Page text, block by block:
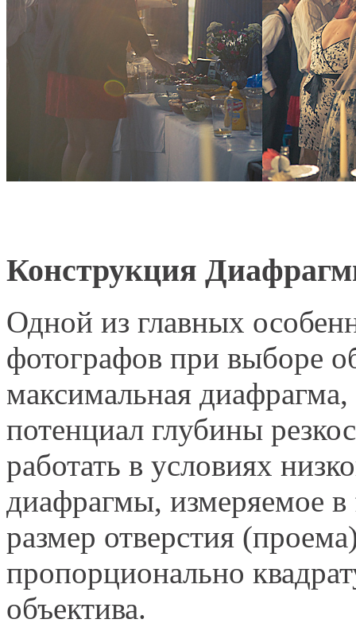
Конструкция
Одной из главных
фотографов при выборе
максимальная
потенциал глубины
работать в условиях
диафрагмы, измеряемое в
размер отверстия
пропорционально
объектива.